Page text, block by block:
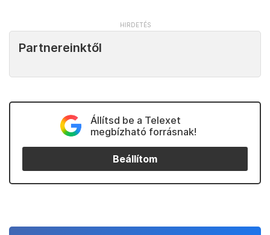
Partnereinktől
Állítsd be a Telexet
megbízható forrásnak!
Beállítom